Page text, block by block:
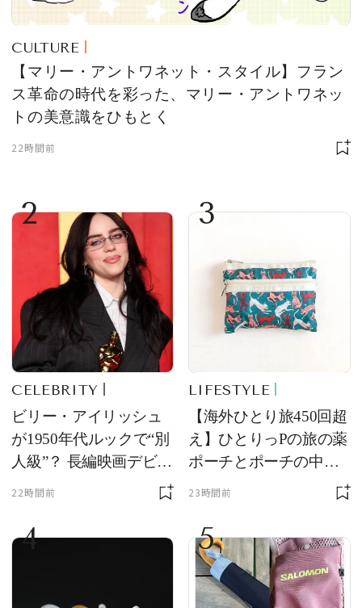
CULTURE
【マリー・アントワネット・スタイル】フラン
ス革命の時代を彩った、マリー・アントワネッ
トの美意識をひもとく
22時間前
2
CELEBRITY
ビリー・アイリッシュ
が1950年代ルックで“別
人級”？ 長編映画デビュ
ー作の現場写真に反響
22時間前
3
LIFESTYLE
【海外ひとり旅450回超
え】ひとりっPの旅の薬
ポーチとポーチの中身
を初公開！ 本当に使え
ム
23時間前
4 5